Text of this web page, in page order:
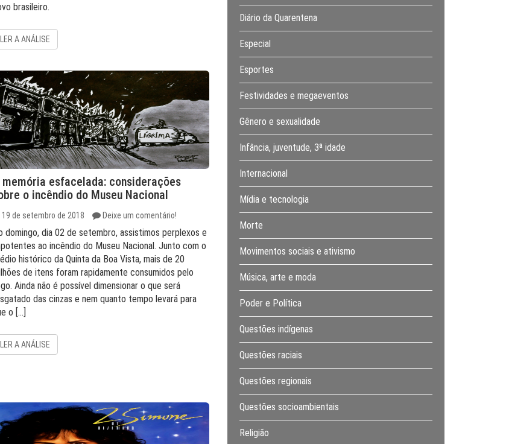
brasileiro.
LER A ANÁLISE
memória esfacelada: considerações
o incêndio do Museu Nacional
19 de setembro de 2018 Deixe um comentário!
domingo, dia 02 de setembro, assistimos perplexos e
ao incêndio do Museu Nacional. Junto com o
histórico da Quinta da Boa Vista, mais de 20
de itens foram rapidamente consumidos pelo
Ainda não é possível dimensionar o que será
das cinzas e nem quanto tempo levará para
o […]
LER A ANÁLISE
Diário da Quarentena
Especial
Esportes
Festividades e megaeventos
Gênero e sexualidade
Infância, juventude, 3ª idade
Internacional
Mídia e tecnologia
Morte
Movimentos sociais e ativismo
Música, arte e moda
Poder e Política
Questões indígenas
Questões raciais
Questões regionais
Questões socioambientais
Religião